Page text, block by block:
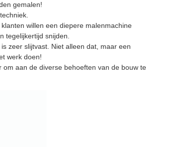
gemalen!
willen een diepere malenmachine
tegelijkertijd snijden.
zeer slijtvast. Niet alleen dat, maar een
werk doen!
aan de diverse behoeften van de bouw te